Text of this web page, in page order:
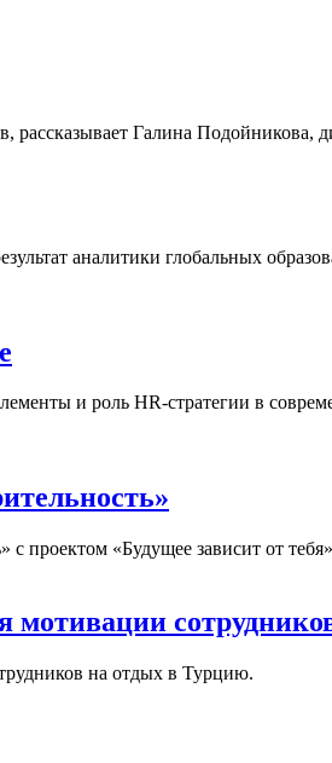
Галина Подойникова,
аналитики глобальных
и роль HR-стратегии в
проектом «Будущее зависит от
мотивации
на отдых в Турцию.